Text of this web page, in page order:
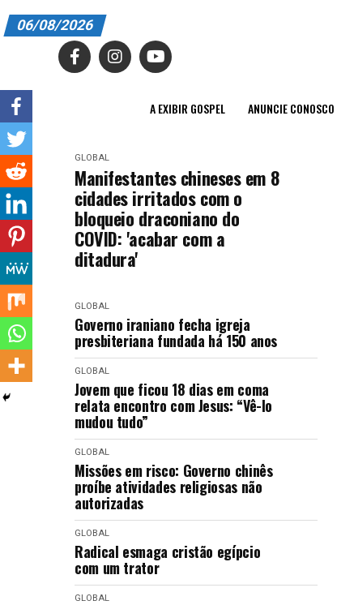
A EXIBIR GOSPEL
EDITORIAL
ENTREVISTAS
FINALIZAR COMPRA
HOME
LANÇAMENTOS
06/08/2026
A EXIBIR GOSPEL ANUNCIE CONOSCO
GLOBAL
Manifestantes chineses em 8
cidades irritados com o
bloqueio draconiano do
COVID: 'acabar com a
ditadura'
GLOBAL
Governo iraniano fecha igreja
presbiteriana fundada há 150 anos
GLOBAL
Jovem que ficou 18 dias em coma
relata encontro com Jesus: “Vê-lo
mudou tudo”
GLOBAL
Missões em risco: Governo chinês
proíbe atividades religiosas não
autorizadas
GLOBAL
Radical esmaga cristão egípcio
com um trator
GLOBAL